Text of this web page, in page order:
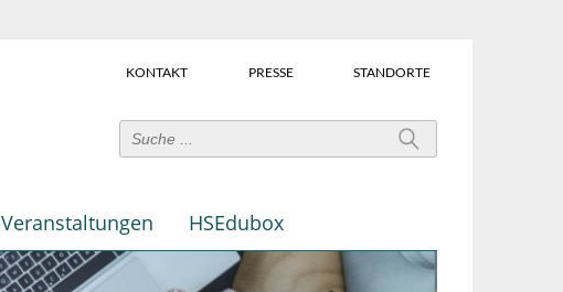
User-
(Über
dem
KONTAKT PRESSE STANDORTE
Veranstaltungen HSEdubox